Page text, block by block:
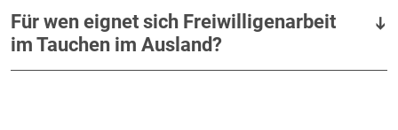
Für wen eignet sich Freiwilligenarbeit
im Tauchen im Ausland?